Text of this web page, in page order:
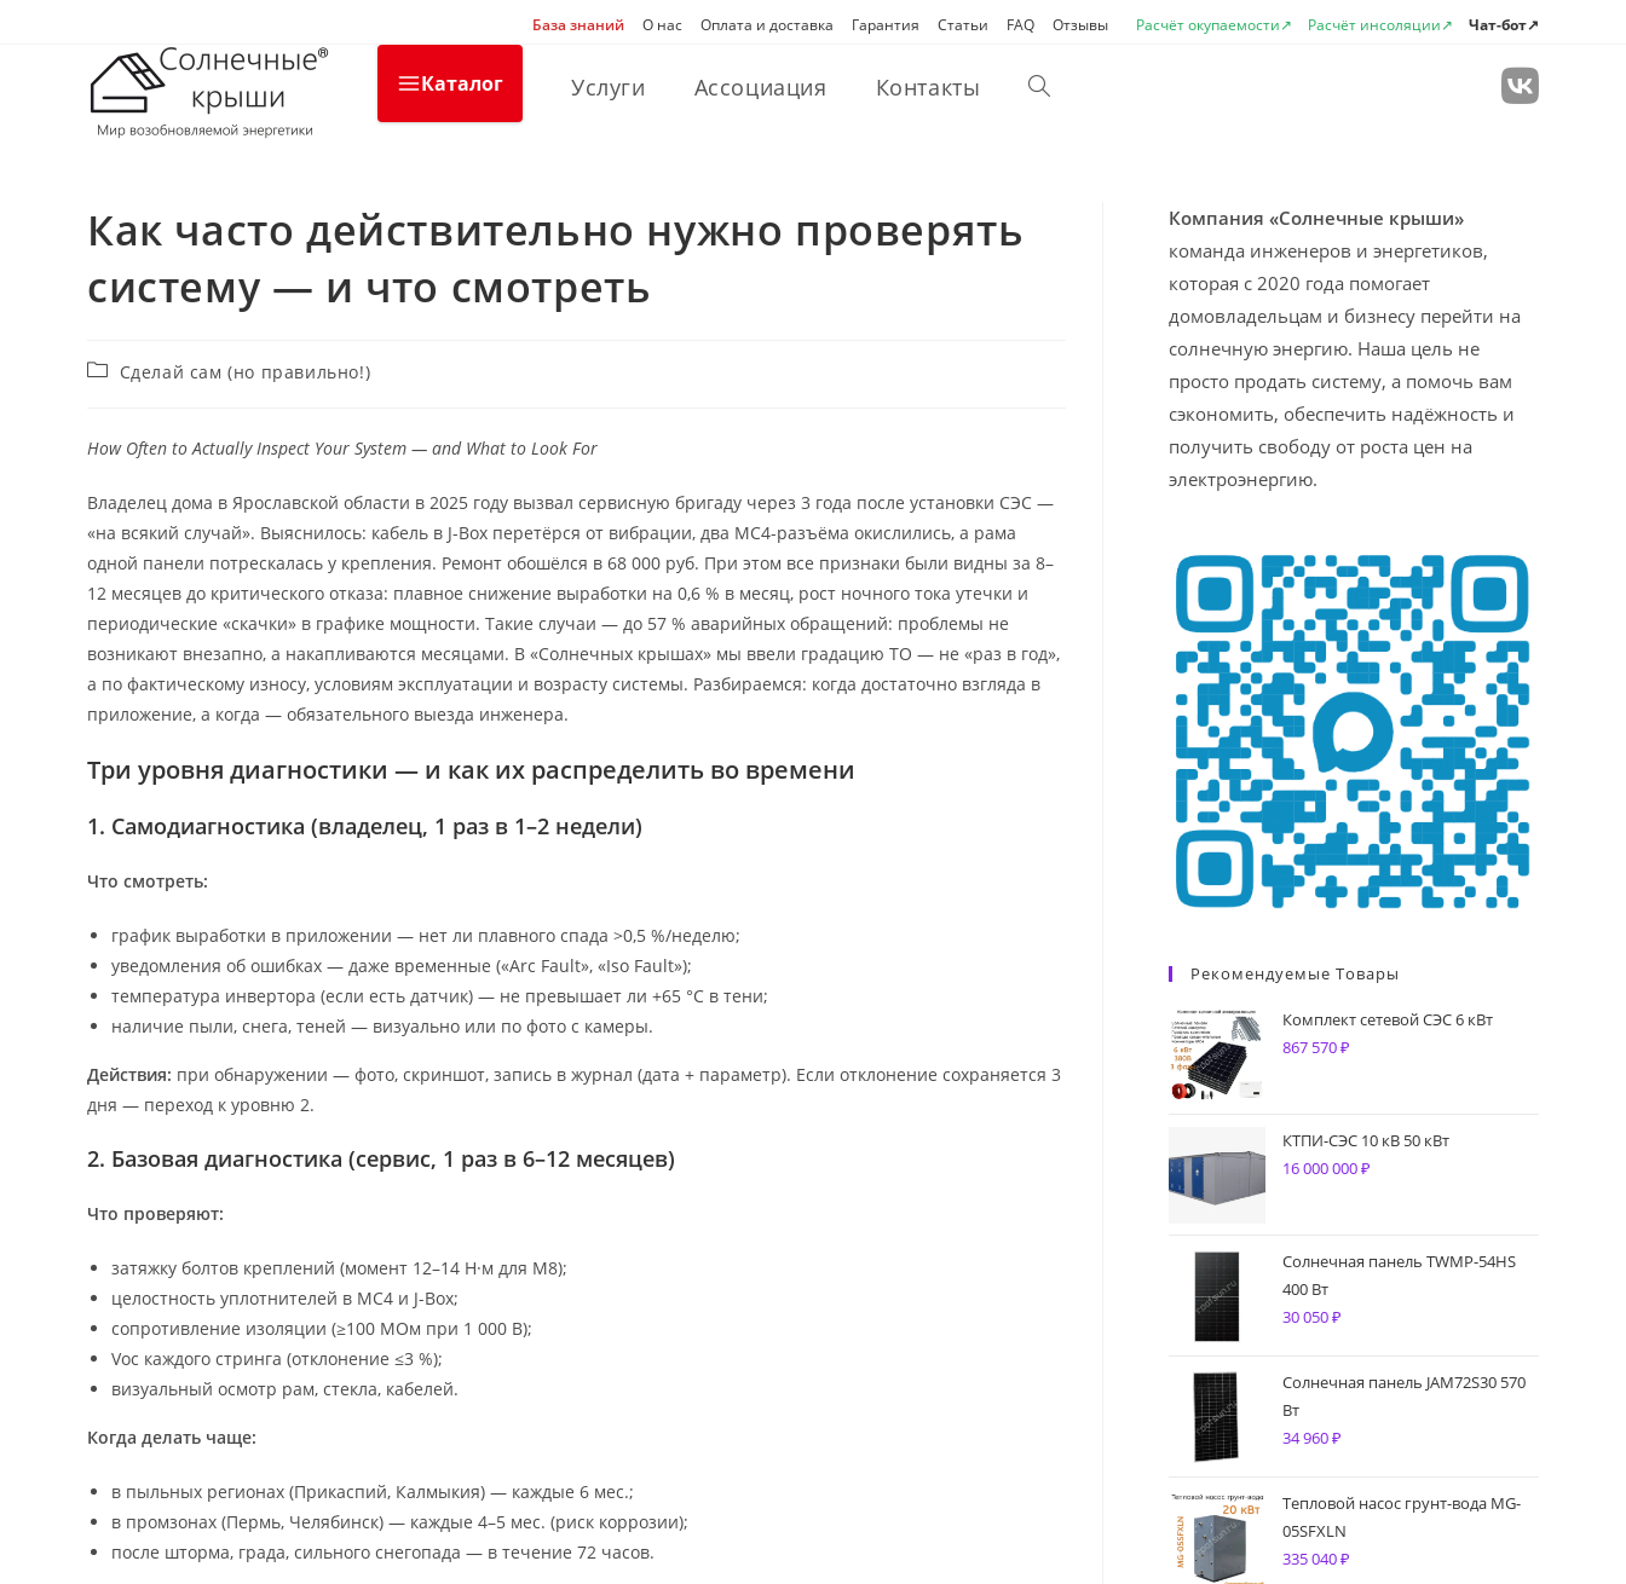
содержимому
База знаний О нас Оплата и доставка Гарантия Статьи FAQ Отзывы Расчёт окупаемости↗ Расчёт инсоляции↗ Чат-бот↗
Каталог Услуги Ассоциация Контакты Переключить
Как часто действительно нужно проверять
систему — и что смотреть
РубрикаСделай сам (но правильно!)
How Often to Actually Inspect Your System — and What to Look For
Владелец дома в Ярославской области в 2025 году вызвал сервисную бригаду через 3 года после установки СЭС —
«на всякий случай». Выяснилось: кабель в J-Box перетёрся от вибрации, два MC4-разъёма окислились, а рама
одной панели потрескалась у крепления. Ремонт обошёлся в 68 000 руб. При этом все признаки были видны за 8–
12 месяцев до критического отказа: плавное снижение выработки на 0,6 % в месяц, рост ночного тока утечки и
периодические «скачки» в графике мощности. Такие случаи — до 57 % аварийных обращений: проблемы не
возникают внезапно, а накапливаются месяцами. В «Солнечных крышах» мы ввели градацию ТО — не «раз в год»,
а по фактическому износу, условиям эксплуатации и возрасту системы. Разбираемся: когда достаточно взгляда в
приложение, а когда — обязательного выезда инженера.
Три уровня диагностики — и как их распределить во времени
1. Самодиагностика (владелец, 1 раз в 1–2 недели)
Что смотреть:
график выработки в приложении — нет ли плавного спада >0,5 %/неделю;
уведомления об ошибках — даже временные («Arc Fault», «Iso Fault»);
температура инвертора (если есть датчик) — не превышает ли +65 °C в тени;
наличие пыли, снега, теней — визуально или по фото с камеры.
Действия: при обнаружении — фото, скриншот, запись в журнал (дата + параметр). Если отклонение сохраняется 3
дня — переход к уровню 2.
2. Базовая диагностика (сервис, 1 раз в 6–12 месяцев)
Что проверяют:
затяжку болтов креплений (момент 12–14 Н·м для M8);
целостность уплотнителей в MC4 и J-Box;
сопротивление изоляции (≥100 МОм при 1 000 В);
Voc каждого стринга (отклонение ≤3 %);
визуальный осмотр рам, стекла, кабелей.
Когда делать чаще:
в пыльных регионах (Прикаспий, Калмыкия) — каждые 6 мес.;
в промзонах (Пермь, Челябинск) — каждые 4–5 мес. (риск коррозии);
после шторма, града, сильного снегопада — в течение 72 часов.
Компания «Солнечные крыши»
команда инженеров и энергетиков,
которая с 2020 года помогает
домовладельцам и бизнесу перейти на
солнечную энергию. Наша цель не
просто продать систему, а помочь вам
сэкономить, обеспечить надёжность и
получить свободу от роста цен на
электроэнергию.
Рекомендуемые Товары
Комплект сетевой СЭС 6 кВт
867 570₽
КТПИ-СЭС 10 кВ 50 кВт
16 000 000₽
Солнечная панель TWMP-54HS
400 Вт
30 050₽
Солнечная панель JAM72S30 570
Вт
34 960₽
Тепловой насос грунт-вода MG-
05SFXLN
335 040₽